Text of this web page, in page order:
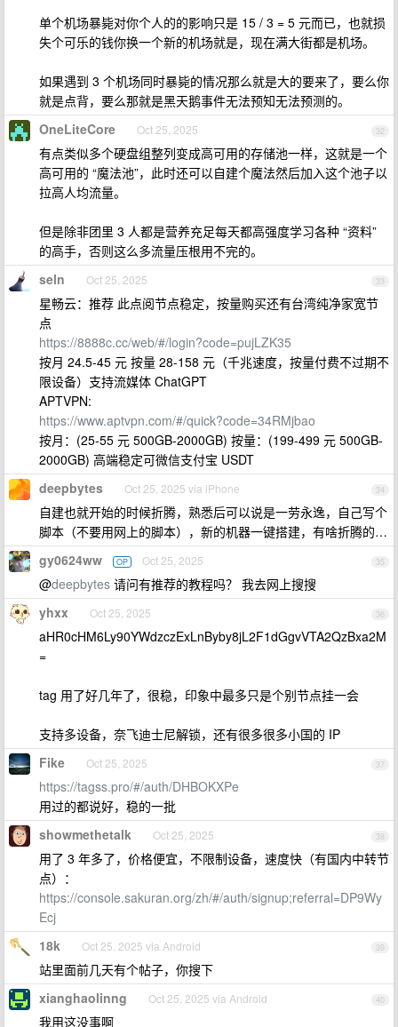
单个机场暴毙对你个人的的影响只是 15 / 3 = 5 元而已，也就损
失个可乐的钱你换一个新的机场就是，现在满大街都是机场。
如果遇到 3 个机场同时暴毙的情况那么就是大的要来了，要么你
就是点背，要么那就是黑天鹅事件无法预知无法预测的。
32
OneLiteCore Oct 25, 2025
有点类似多个硬盘组整列变成高可用的存储池一样，这就是一个
高可用的 “魔法池”，此时还可以自建个魔法然后加入这个池子以
拉高人均流量。
但是除非团里 3 人都是营养充足每天都高强度学习各种 “资料”
的高手，否则这么多流量压根用不完的。
33
seln Oct 25, 2025
星畅云：推荐 此点阅节点稳定，按量购买还有台湾纯净家宽节
点
https://8888c.cc/web/#/login?code=pujLZK35
按月 24.5-45 元 按量 28-158 元（千兆速度，按量付费不过期不
限设备）支持流媒体 ChatGPT
APTVPN:
https://www.aptvpn.com/#/quick?code=34RMjbao
按月：(25-55 元 500GB-2000GB) 按量：(199-499 元 500GB-
2000GB) 高端稳定可微信支付宝 USDT
34
deepbytes Oct 25, 2025 via iPhone
自建也就开始的时候折腾，熟悉后可以说是一劳永逸，自己写个
脚本（不要用网上的脚本），新的机器一键搭建，有啥折腾的…
35
gy0624ww OP Oct 25, 2025
@deepbytes 请问有推荐的教程吗？ 我去网上搜搜
36
yhxx Oct 25, 2025
aHR0cHM6Ly90YWdzczExLnByby8jL2F1dGgvVTA2QzBxa2M
=
tag 用了好几年了，很稳，印象中最多只是个别节点挂一会
支持多设备，奈飞迪士尼解锁，还有很多很多小国的 IP
37
Fike Oct 25, 2025
https://tagss.pro/#/auth/DHBOKXPe
用过的都说好，稳的一批
38
showmethetalk Oct 25, 2025
用了 3 年多了，价格便宜，不限制设备，速度快（有国内中转节
点）：
https://console.sakuran.org/zh/#/auth/signup;referral=DP9Wy
Ecj
39
18k Oct 25, 2025 via Android
站里面前几天有个帖子，你搜下
40
xianghaolinng Oct 25, 2025 via Android
我用这没事啊